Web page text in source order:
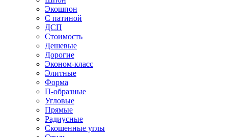
Экошпон
С патиной
ДСП
Стоимость
Дешевые
Дорогие
Эконом-класс
Элитные
Форма
П-образные
Угловые
Прямые
Радиусные
Скошенные углы